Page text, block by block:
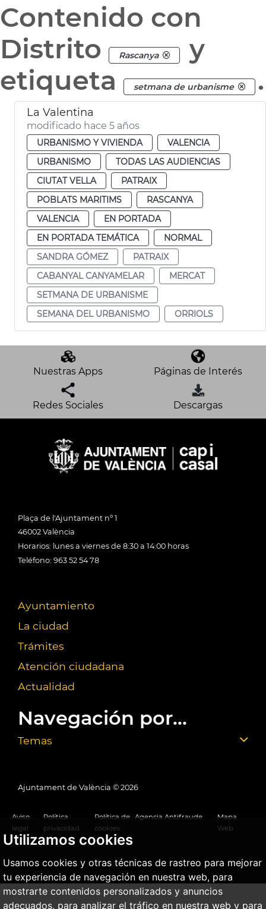
Utilizamos cookies
Usamos cookies y otras técnicas de rastreo para mejorar
tu experiencia de navegación en nuestra web, para
mostrarte contenidos personalizados y anuncios
adecuados, para analizar el tráfico en nuestra web y para
Contenido con
Distrito
Rascanya
y
etiqueta
setmana de urbanisme .
La Valentina
modificado hace 5 años
URBANISMO Y VIVIENDA
VALENCIA
URBANISMO
TODAS LAS AUDIENCIAS
CIUTAT VELLA
PATRAIX
POBLATS MARITIMS
RASCANYA
VALENCIA
EN PORTADA
EN PORTADA TEMÁTICA
NORMAL
SANDRA GÓMEZ
PATRAIX
CABANYAL CANYAMELAR
MERCAT
SETMANA DE URBANISME
SEMANA DEL URBANISMO
ORRIOLS
Nuestras Apps Páginas de Interés
Redes Sociales Descargas
Plaça de l'Ajuntament nº 1
46002 València
Horarios: lunes a viernes de 8:30 a 14:00 horas
Teléfono: 963 52 54 78
Ayuntamiento
La ciudad
Trámites
Atención ciudadana
Actualidad
Navegación por...
Temas
Ajuntament de València © 2026
Aviso
legal
Política
privacidad
Política de
cookies
Agencia Antifraude
Mapa
Web